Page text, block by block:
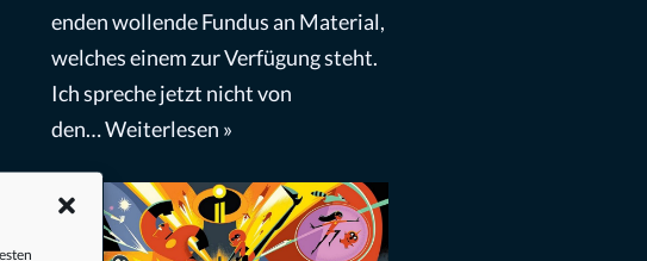
enden wollende Fundus an Material,
welches einem zur Verfügung steht.
Ich spreche jetzt nicht von
den…Weiterlesen »